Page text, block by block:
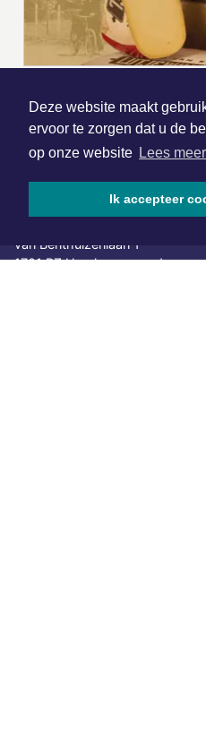
Deze website maakt
ervoor te zorgen dat u de
op onze website Lees meer
Ik accepteer
| Nieuws |
van Benthuizenlaan 1
1701 BZ Heerhugowaard